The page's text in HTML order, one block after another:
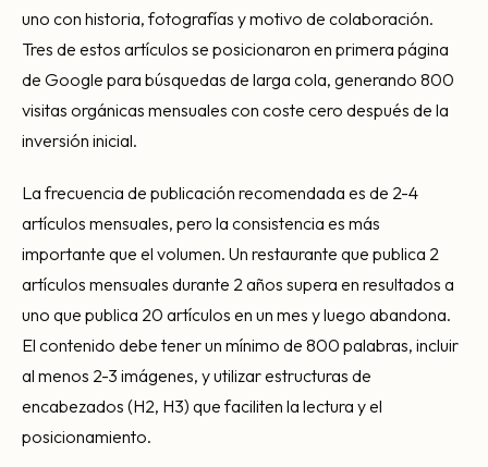
uno con historia, fotografías y motivo de colaboración.
Tres de estos artículos se posicionaron en primera página
de Google para búsquedas de larga cola, generando 800
visitas orgánicas mensuales con coste cero después de la
inversión inicial.
La frecuencia de publicación recomendada es de 2-4
artículos mensuales, pero la consistencia es más
importante que el volumen. Un restaurante que publica 2
artículos mensuales durante 2 años supera en resultados a
uno que publica 20 artículos en un mes y luego abandona.
El contenido debe tener un mínimo de 800 palabras, incluir
al menos 2-3 imágenes, y utilizar estructuras de
encabezados (H2, H3) que faciliten la lectura y el
posicionamiento.